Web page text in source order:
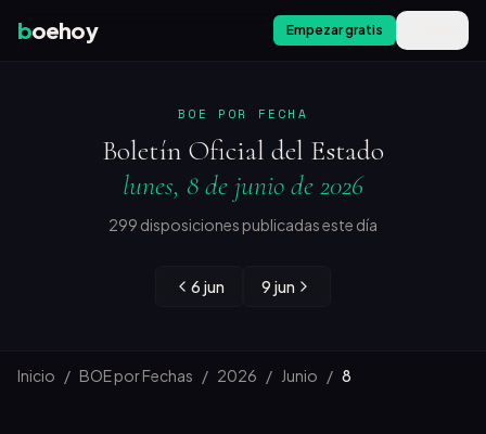
boehoy Empezar gratis
BOE POR FECHA
Boletín Oficial del Estado
lunes, 8 de junio de 2026
299 disposiciones publicadas este día
6 jun 9 jun
Inicio / BOE por Fechas / 2026 / Junio / 8